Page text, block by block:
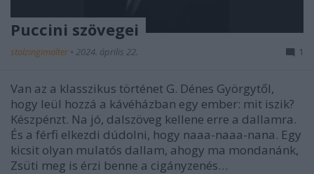
Puccini szövegei
stolzingimalter • 2024. április 22. 1
Van az a klasszikus történet G. Dénes Györgytől,
hogy leül hozzá a kávéházban egy ember: mit iszik?
Készpénzt. Na jó, dalszöveg kellene erre a dallamra.
És a férfi elkezdi dúdolni, hogy naaa-naaa-nana. Egy
kicsit olyan mulatós dallam, ahogy ma mondanánk,
Zsüti meg is érzi benne a cigányzenés…